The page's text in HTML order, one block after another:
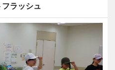
フラッシュ